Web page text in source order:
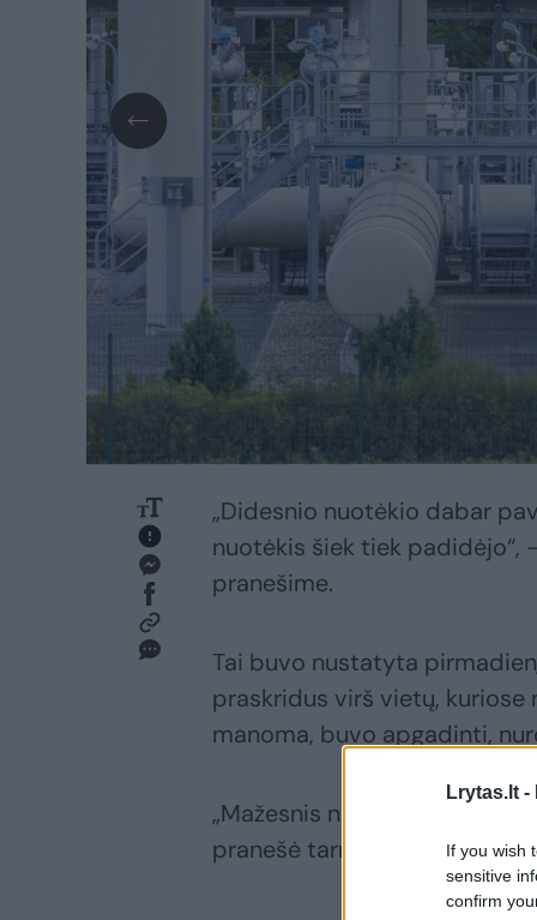
Lrytas.lt -
If you wish
sensitive
confirm
„Didesnio nuotėkio dabar
nuotėkis šiek tiek padidėjo“,
pranešime.
Tai buvo nustatyta
praskridus virš vietų,
manoma, buvo apgadinti,
„Mažesnis nuotėkis tuo metu
pranešė tarnyba.